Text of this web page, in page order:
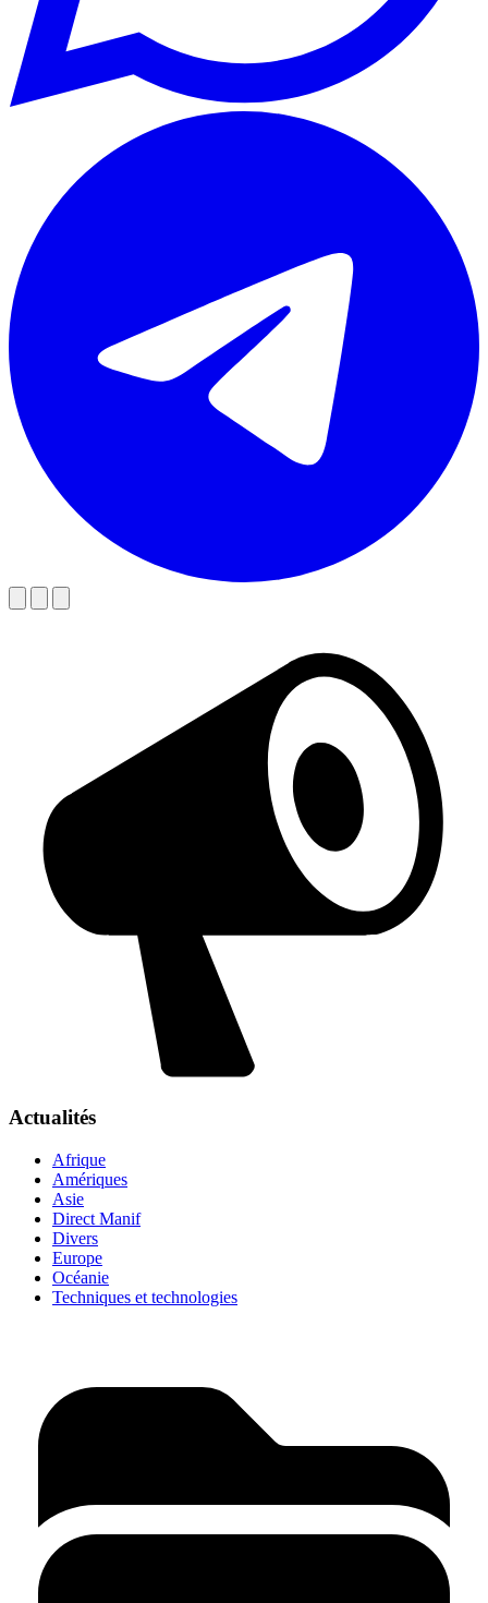
Actualités
Afrique
Amériques
Asie
Direct Manif
Divers
Europe
Océanie
Techniques et technologies